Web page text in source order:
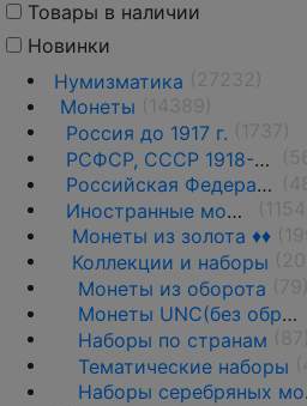
Товары в наличии
Новинки
Нумизматика
Монеты
Россия до 1917 г.
РСФСР, СССР 1918-1991 гг.
Российская Федерация 1991 г.- н.д.
Иностранные монеты
Монеты из золота ♦♦
Коллекции и наборы
Монеты из оборота
Монеты UNC(без обращения)
Наборы по странам
Тематические наборы
Наборы серебряных монет